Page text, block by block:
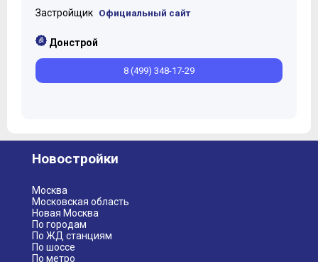
Застройщик Официальный сайт
Донстрой
8 (499) 348-17-29
Новостройки
Москва
Московская область
Новая Москва
По городам
По ЖД станциям
По шоссе
По метро